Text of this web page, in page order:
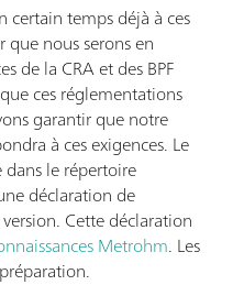
certain temps déjà à ces
nous serons en
de la CRA et des BPF
ces réglementations
garantir que notre
à ces exigences. Le
le répertoire
déclaration de
Cette déclaration
Metrohm. Les